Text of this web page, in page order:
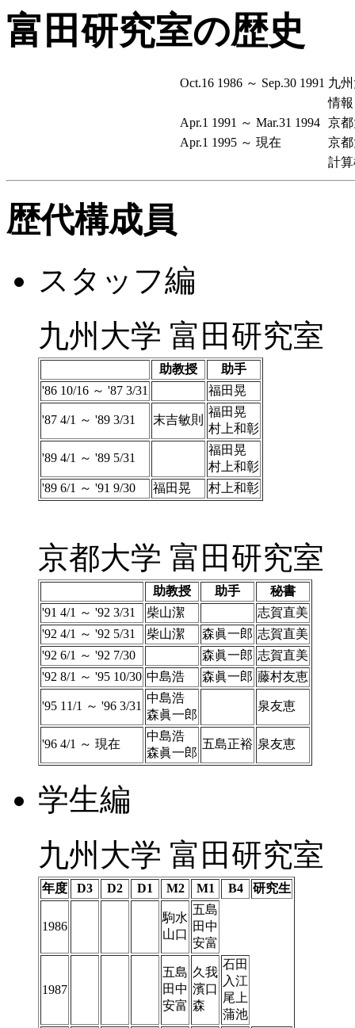
富田研究室の歴史
Oct.16 1986 ～ Sep.30 1991 九
情
Apr.1 1991 ～ Mar.31 1994
京
Apr.1 1995 ～ 現在
京
計
歴代構成員
スタッフ編
九州大学 富田研究室
助教授
助手
'86 10/16 ～ '87 3/31
福田晃
'87 4/1 ～ '89 3/31 末吉敏則
福田晃
村上和彰
'89 4/1 ～ '89 5/31
福田晃
村上和彰
'89 6/1 ～ '91 9/30
福田晃 村上和彰
京都大学 富田研究室
助教授 助手
秘書
'91 4/1 ～ '92 3/31
柴山潔
志賀直美
'92 4/1 ～ '92 5/31
柴山潔 森眞一郎 志賀直美
'92 6/1 ～ '92 7/30
森眞一郎 志賀直美
'92 8/1 ～ '95 10/30 中島浩 森眞一郎 藤村友恵
'95 11/1 ～ '96 3/31
中島浩
森眞一郎
泉友恵
'96 4/1 ～ 現在
中島浩
森眞一郎
五島正裕 泉友恵
学生編
九州大学 富田研究室
年度 D3 D2 D1 M2 M1 B4 研究生
1986
駒水
山口
五島
田中
安富
1987
五島
田中
安富
久我
濱口
森
石田
入江
尾上
蒲池